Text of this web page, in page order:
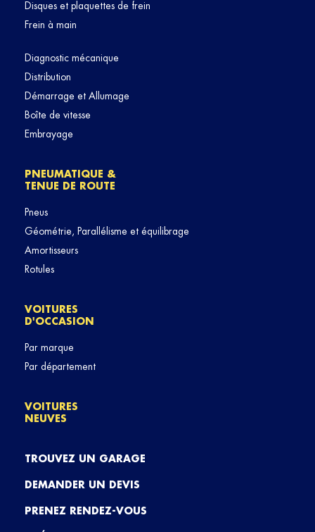
Disques et plaquettes de frein
Frein à main
Diagnostic mécanique
Distribution
Démarrage et Allumage
Boîte de vitesse
Embrayage
PNEUMATIQUE &
TENUE DE ROUTE
Pneus
Géométrie, Parallélisme et équilibrage
Amortisseurs
Rotules
VOITURES
D'OCCASION
Par marque
Par département
VOITURES
NEUVES
TROUVEZ UN GARAGE
DEMANDER UN DEVIS
PRENEZ RENDEZ-VOUS